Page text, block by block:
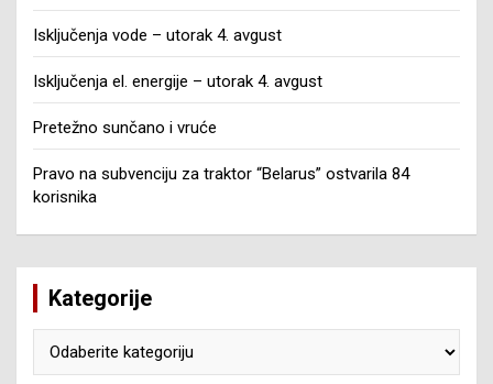
Isključenja vode – utorak 4. avgust
Isključenja el. energije – utorak 4. avgust
Pretežno sunčano i vruće
Pravo na subvenciju za traktor “Belarus” ostvarila 84
korisnika
Kategorije